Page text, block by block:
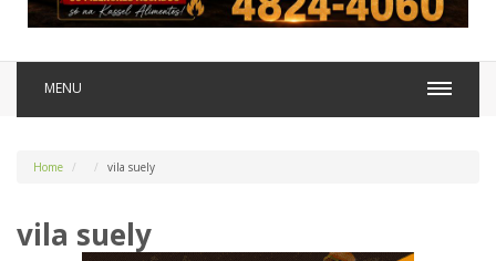
MENU
Home vila suely
vila suely